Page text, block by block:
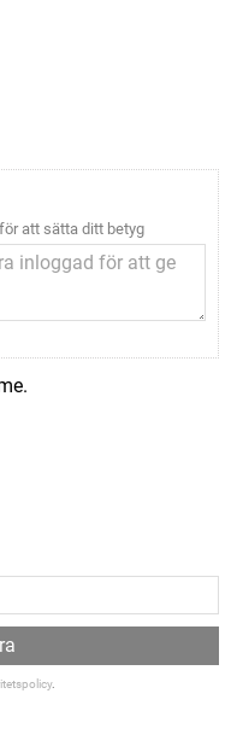
att sätta ditt betyg
.